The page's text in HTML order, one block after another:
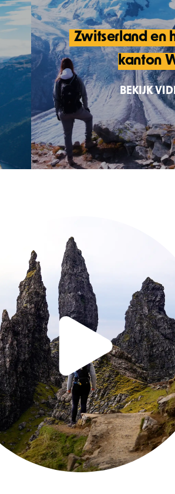
Zwitserland en
kanton
Een travel vlog door
van Zwitersland.
iedere outdoor
BEKIJK